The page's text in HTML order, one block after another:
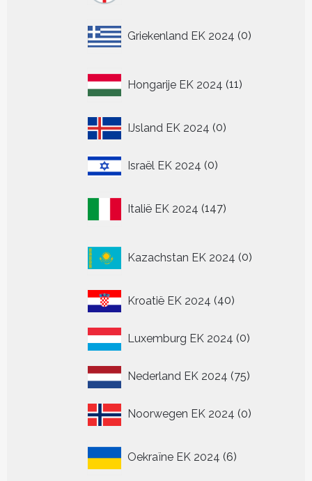
Griekenland EK 2024 0
producten
Hongarije EK 2024 11
producten
IJsland EK 2024 00
Israël EK 2024 00
Italië EK 2024 147
producten
Kazachstan EK 2024 0
producten
Kroatië EK 2024 4040
Luxemburg EK 2024 00
Nederland EK 2024 7575
Noorwegen EK 2024 00
Oekraïne EK 2024 6
producten